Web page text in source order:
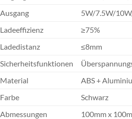
Ausgang
5W/7.5W/
Ladeeffizienz
≥75%
Ladedistanz
≤8mm
Sicherheitsfunktionen
Material
ABS +
Farbe
Schwarz
Abmessungen
100mm x